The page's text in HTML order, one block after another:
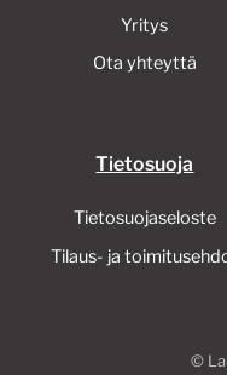
Yritys
Ota yhteyttä
Tietosuoja
Tietosuojaseloste
Tilaus- ja
©